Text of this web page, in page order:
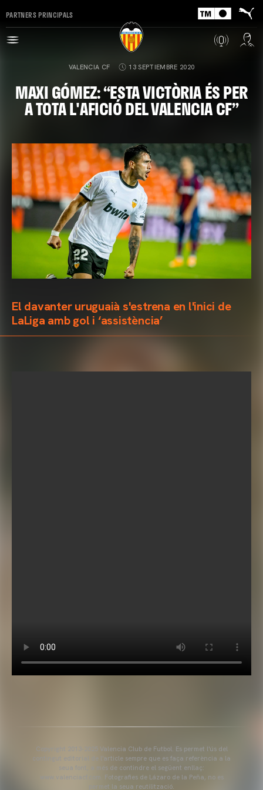
PARTNERS PRINCIPALS
VALENCIA CF 13 SEPTIEMBRE 2020
MAXI GÓMEZ: “ESTA VICTÒRIA ÉS PER
A TOTA L'AFICIÓ DEL VALENCIA CF”
El davanter uruguaià s'estrena en l'inici de
LaLiga amb gol i ‘assistència’
Copyright 2013-2025 Valencia Club de Futbol. Es permet l'ús del
contingut editorial de l'article sempre que es faça referència a la
seua font, a més de contindre el següent enllaç:
www.valenciacf.com. Fotografies de Lázaro de la Peña, no es
permet la seua reutilització.